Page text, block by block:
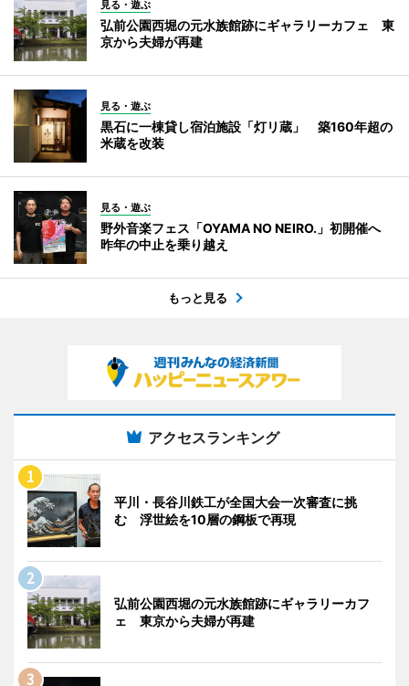
見る・遊ぶ
弘前公園西堀の元水族館跡にギャラリーカフェ 東
京から夫婦が再建
見る・遊ぶ
黒石に一棟貸し宿泊施設「灯リ蔵」 築160年超の
米蔵を改装
見る・遊ぶ
野外音楽フェス「OYAMA NO NEIRO.」初開催へ
昨年の中止を乗り越え
もっと見る
アクセスランキング
平川・長谷川鉄工が全国大会一次審査に挑
む 浮世絵を10層の鋼板で再現
弘前公園西堀の元水族館跡にギャラリーカフ
ェ 東京から夫婦が再建